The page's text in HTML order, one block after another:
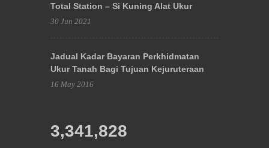
Total Station – Si Kuning Alat Ukur
30 Jun 2021
Jadual Kadar Bayaran Perkhidmatan
Ukur Tanah Bagi Tujuan Kejuruteraan
16 May 2016
3,341,828